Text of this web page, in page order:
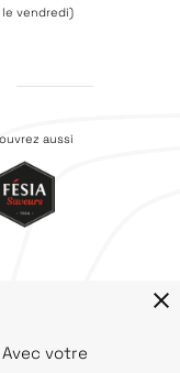
le vendredi)
aussi
Contactvotre